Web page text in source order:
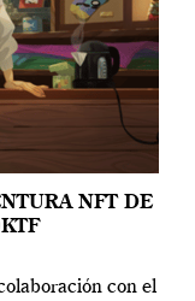
NFT DE
con el